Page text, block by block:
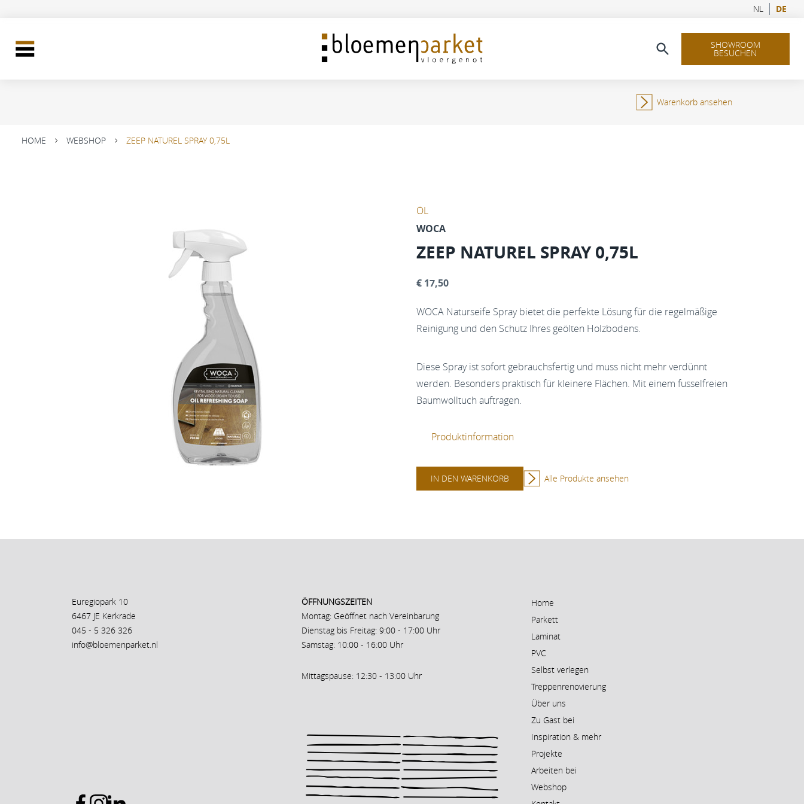
NL DE
SHOWROOM
BESUCHEN
Warenkorb ansehen
HOME WEBSHOP ZEEP NATUREL SPRAY 0,75L
ÖL
WOCA
ZEEP NATUREL SPRAY 0,75L
€ 17,50
WOCA Naturseife Spray bietet die perfekte Lösung für die regelmäßige
Reinigung und den Schutz Ihres geölten Holzbodens.
Diese Spray ist sofort gebrauchsfertig und muss nicht mehr verdünnt
werden. Besonders praktisch für kleinere Flächen. Mit einem fusselfreien
Baumwolltuch auftragen.
Produktinformation
IN DEN WARENKORB Alle Produkte ansehen
Euregiopark 10
6467 JE Kerkrade
045 - 5 326 326
info@bloemenparket.nl
ÖFFNUNGSZEITEN
Montag: Geöffnet nach Vereinbarung
Dienstag bis Freitag: 9:00 - 17:00 Uhr
Samstag: 10:00 - 16:00 Uhr
Mittagspause: 12:30 - 13:00 Uhr
Home
Parkett
Laminat
PVC
Selbst verlegen
Treppenrenovierung
Über uns
Zu Gast bei
Inspiration & mehr
Projekte
Arbeiten bei
Webshop